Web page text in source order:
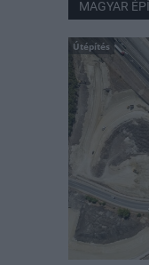
MAGYAR
Útépítés